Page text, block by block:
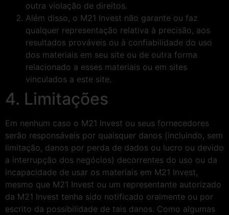
outra violação de direitos.
Além disso, o M21 Invest não garante ou faz
qualquer representação relativa à precisão, aos
resultados prováveis ​​ou à confiabilidade do uso
dos materiais em seu site ou de outra forma
relacionado a esses materiais ou em sites
vinculados a este site.
4. Limitações
Em nenhum caso o M21 Invest ou seus fornecedores
serão responsáveis ​​por quaisquer danos (incluindo, sem
limitação, danos por perda de dados ou lucro ou devido
a interrupção dos negócios) decorrentes do uso ou da
incapacidade de usar os materiais em M21 Invest,
mesmo que M21 Invest ou um representante autorizado
da M21 Invest tenha sido notificado oralmente ou por
escrito da possibilidade de tais danos. Como algumas